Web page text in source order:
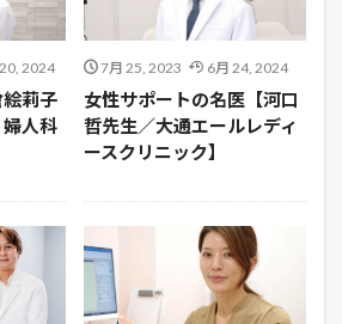
2024
莉子
人科
7月 25, 2023 6月 24, 2024
女性サポートの名医【河口
哲先生／大通エールレディ
ースクリニック】